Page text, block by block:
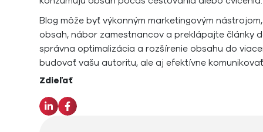
Blog môže byť výkonným marketingovým
obsah, nábor zamestnancov a preklápajte články
správna optimalizácia a rozšírenie obsahu do
budovať vašu autoritu, ale aj efektívne
Zdieľať